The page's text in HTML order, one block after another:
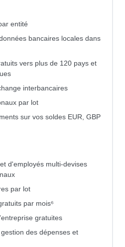
entité
bancaires locales dans
vers plus de 120 pays et
interbancaires
par lot
sur vos soldes EUR, GBP
d'employés multi-devises
par lot
par mois⁶
gratuites
des dépenses et